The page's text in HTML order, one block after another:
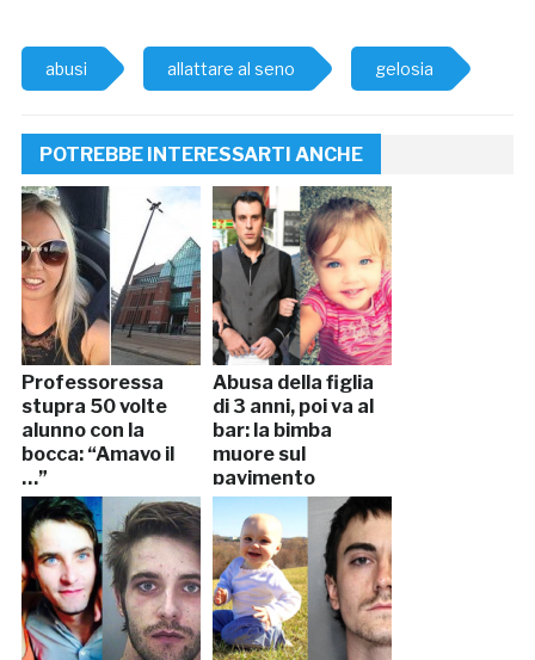
abusi allattare al seno gelosia
POTREBBE INTERESSARTI ANCHE
Professoressa
stupra 50 volte
alunno con la
bocca: “Amavo il
…”
Abusa della figlia
di 3 anni, poi va al
bar: la bimba
muore sul
pavimento